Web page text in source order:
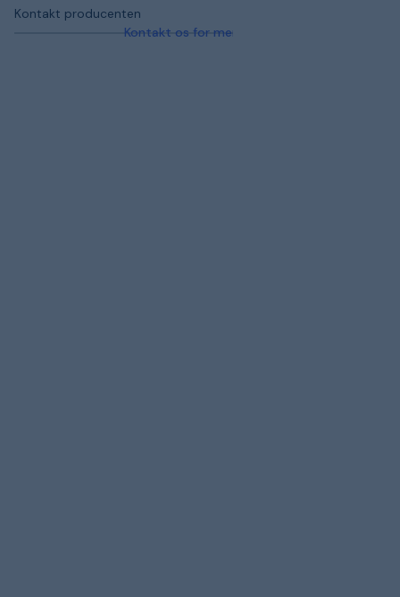
Kontakt producenten
Kontakt os for mere information